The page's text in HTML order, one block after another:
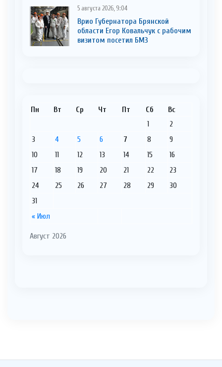
5 августа 2026, 9:04
Врио Губернатора Брянской
области Егор Ковальчук с рабочим
визитом посетил БМЗ
Август 2026
Пн Вт Ср Чт Пт Сб Вс
« Июл
1
2
3
4 5 6 7 8
9
10
11 12 13 14 15
16
17
18 19 20 21 22
23
24
25 26 27 28 29
30
31